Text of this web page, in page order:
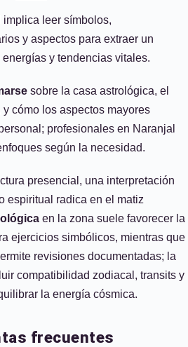
implica leer símbolos,
y aspectos para extraer un
y tendencias vitales.
sobre la casa astrológica, el
cómo los aspectos mayores
profesionales en Naranjal
según la necesidad.
presencial, una interpretación
espiritual radica en el matiz
en la zona suele favorecer la
ejercicios simbólicos, mientras que
revisiones documentadas; la
compatibilidad zodiacal, transits y
la energía cósmica.
frecuentes